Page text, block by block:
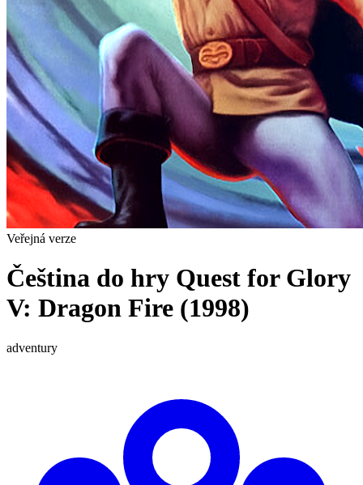
Veřejná verze
Čeština do hry Quest for Glory
V: Dragon Fire (1998)
adventury